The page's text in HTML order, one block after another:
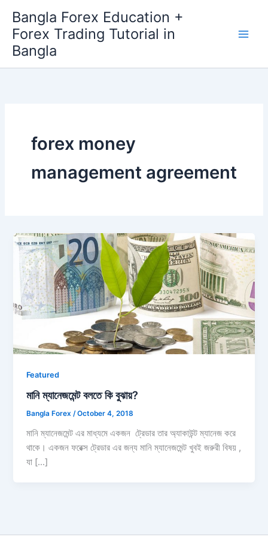
content
Bangla Forex Education +
Forex Trading Tutorial in
Bangla
forex money
management agreement
Featured
মানি ম্যানেজমেন্ট বলতে কি বুঝায়?
Bangla Forex/October 4, 2018
মানি ম্যানেজমেন্ট এর মাধ্যমে একজন ট্রেডার তার অ্যাকাউন্ট ম্যানেজ করে
থাকে। একজন ফরেক্স ট্রেডার এর জন্য মানি ম্যানেজমেন্ট খুবই জরুরী বিষয় ,
যা […]